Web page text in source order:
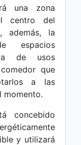
una zona
centro del
además, la
espacios
de usos
que
a las
momento.
concebido
y utilizará